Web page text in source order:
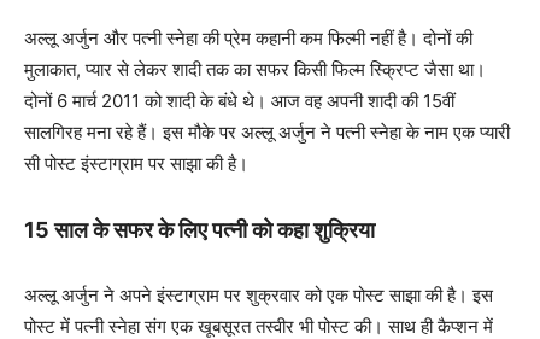
अल्लू अर्जुन और पत्नी स्नेहा की प्रेम कहानी कम फिल्मी नहीं है। दोनों की
मुलाकात, प्यार से लेकर शादी तक का सफर किसी फिल्म स्क्रिप्ट जैसा था।
दोनों 6 मार्च 2011 को शादी के बंधे थे। आज वह अपनी शादी की 15वीं
सालगिरह मना रहे हैं। इस मौके पर अल्लू अर्जुन ने पत्नी स्नेहा के नाम एक प्यारी
सी पोस्ट इंस्टाग्राम पर साझा की है।
15 साल के सफर के लिए पत्नी को कहा शुक्रिया
अल्लू अर्जुन ने अपने इंस्टाग्राम पर शुक्रवार को एक पोस्ट साझा की है। इस
पोस्ट में पत्नी स्नेहा संग एक खूबसूरत तस्वीर भी पोस्ट की। साथ ही कैप्शन में